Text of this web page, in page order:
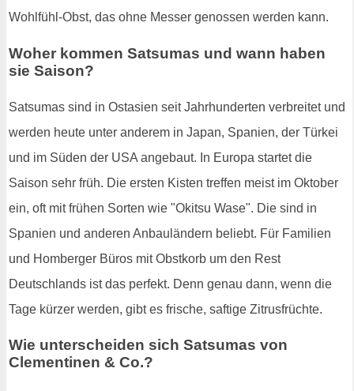
Wohlfühl-Obst, das ohne Messer genossen werden kann.
Woher kommen Satsumas und wann haben
sie Saison?
Satsumas sind in Ostasien seit Jahrhunderten verbreitet und
werden heute unter anderem in Japan, Spanien, der Türkei
und im Süden der USA angebaut. In Europa startet die
Saison sehr früh. Die ersten Kisten treffen meist im Oktober
ein, oft mit frühen Sorten wie "Okitsu Wase". Die sind in
Spanien und anderen Anbauländern beliebt. Für Familien
und Homberger Büros mit Obstkorb um den Rest
Deutschlands ist das perfekt. Denn genau dann, wenn die
Tage kürzer werden, gibt es frische, saftige Zitrusfrüchte.
Wie unterscheiden sich Satsumas von
Clementinen & Co.?